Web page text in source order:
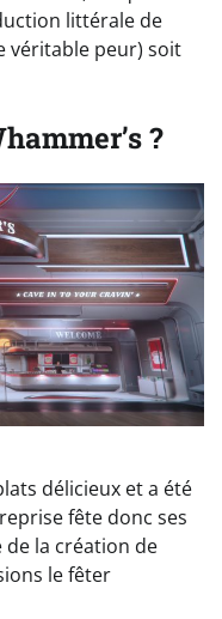
littérale de
véritable peur) soit
?
délicieux et a été
fête donc ses
de la création de
le fêter